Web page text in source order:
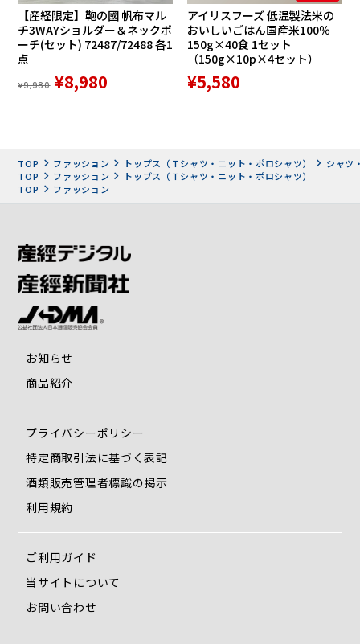
【産経限定】鞄の國 帆布マル
チ3WAYショルダー＆ネックポ
ーチ(セット) 72487/72488 各1
点
¥9,980 ¥8,980
アイリスフーズ 低温製法米の
おいしいごはん国産米100％
150g×40食 1セット
（150g×10p×4セット）
¥5,580
TOP ファッション トップス（Ｔシャツ・ニット・ポロシャツ）
シャツ
TOP
ファッション
トップス（Ｔシャツ・ニット・ポロシャツ）
TOP
ファッション
お知らせ
商品紹介
プライバシーポリシー
特定商取引法に基づく表記
酒類販売管理者標識の掲示
利用規約
ご利用ガイド
当サイトについて
お問い合わせ